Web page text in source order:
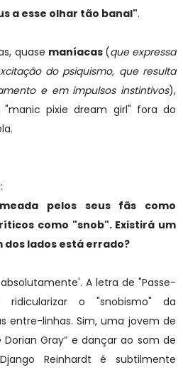
a esse olhar tão banal".
quase maníacas (que expressa
do psiquismo, que resulta
e em impulsos instintivos),
pixie dream girl" fora do
pelos seus fãs como
como "snob". Existirá um
dos lados está errado?
A letra de "Passe-
o "snobismo" da
entre-linhas. Sim, uma jovem de
Gray” e dançar ao som de
Reinhardt é subtilmente